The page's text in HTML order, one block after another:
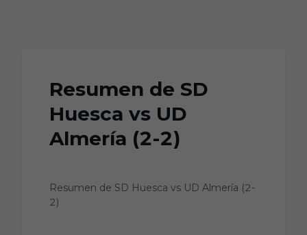
Resumen de SD
Huesca vs UD
Almería (2-2)
Resumen de SD Huesca vs UD Almería (2-
2)